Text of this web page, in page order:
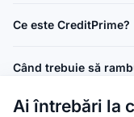
Ce este CreditPrime?
Când trebuie să
Ai întrebări la